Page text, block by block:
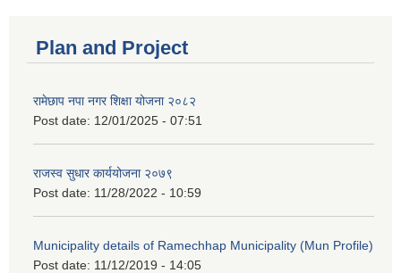
Plan and Project
रामेछाप नपा नगर शिक्षा योजना २०८२
Post date: 12/01/2025 - 07:51
राजस्व सुधार कार्ययोजना २०७९
Post date: 11/28/2022 - 10:59
Municipality details of Ramechhap Municipality (Mun Profile)
Post date: 11/12/2019 - 14:05